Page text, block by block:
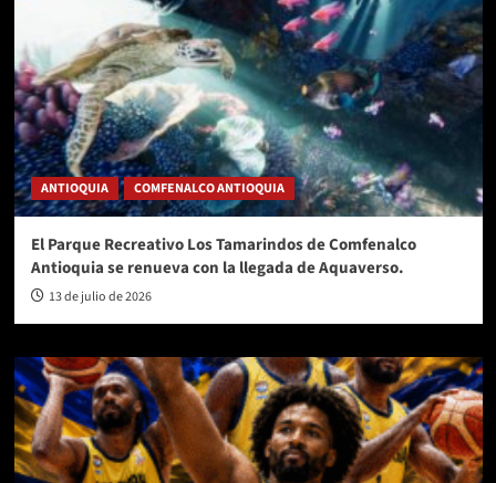
ANTIOQUIA COMFENALCO ANTIOQUIA
El Parque Recreativo Los Tamarindos de Comfenalco
Antioquia se renueva con la llegada de Aquaverso.
13 de julio de 2026